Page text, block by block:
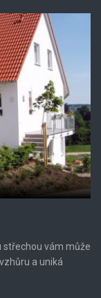
střechou vám může
a uniká